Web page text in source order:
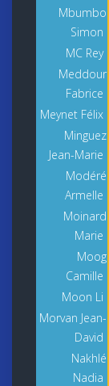
Mbumbo
Simon
MC Rey
Meddour
Fabrice
Meynet Félix
Minguez
Jean-Marie
Modéré
Armelle
Moinard
Marie
Moog
Camille
Moon Li
Morvan Jean-
David
Nakhlé
Nadia